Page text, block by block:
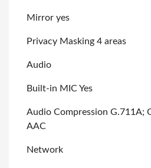
Mirror yes
Privacy Masking 4 areas
Audio
Built-in MIC Yes
Audio Compression G.711A;
AAC
Network